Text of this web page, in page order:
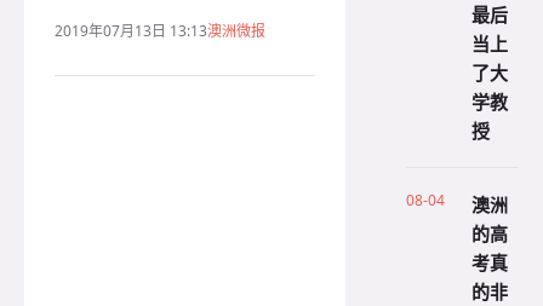
2019年07月13日 13:13澳洲微报
最后
当上
了大
学教
授
08-04
澳洲
的高
考真
的非